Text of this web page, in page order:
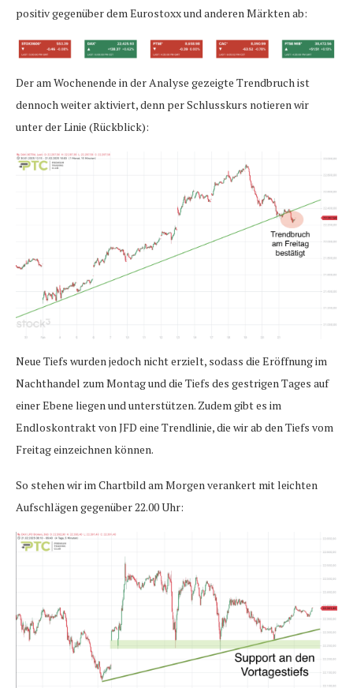
positiv gegenüber dem Eurostoxx und anderen Märkten ab:
Der am Wochenende in der Analyse gezeigte Trendbruch ist
dennoch weiter aktiviert, denn per Schlusskurs notieren wir
unter der Linie (Rückblick):
Neue Tiefs wurden jedoch nicht erzielt, sodass die Eröffnung im
Nachthandel zum Montag und die Tiefs des gestrigen Tages auf
einer Ebene liegen und unterstützen. Zudem gibt es im
Endloskontrakt von JFD eine Trendlinie, die wir ab den Tiefs vom
Freitag einzeichnen können.
So stehen wir im Chartbild am Morgen verankert mit leichten
Aufschlägen gegenüber 22.00 Uhr: